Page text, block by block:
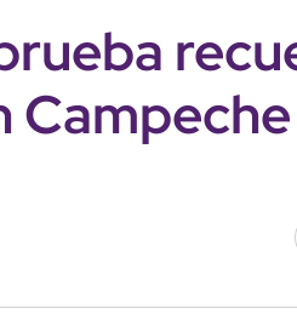
Campeche